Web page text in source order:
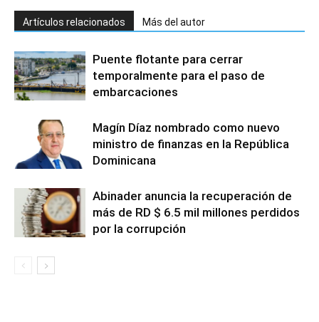
Artículos relacionados Más del autor
Puente flotante para cerrar
temporalmente para el paso de
embarcaciones
Magín Díaz nombrado como nuevo
ministro de finanzas en la República
Dominicana
Abinader anuncia la recuperación de
más de RD $ 6.5 mil millones perdidos
por la corrupción